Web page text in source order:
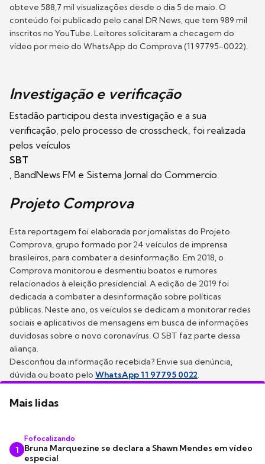
obteve 588,7 mil visualizações desde o dia 5 de maio. O
conteúdo foi publicado pelo canal DR News, que tem 989 mil
inscritos no YouTube. Leitores solicitaram a checagem do
vídeo por meio do WhatsApp do Comprova (11 97795-0022).
Investigação e verificação
Estadão participou desta investigação e a sua
verificação, pelo processo de crosscheck, foi realizada
pelos veículos
SBT
, BandNews FM e Sistema Jornal do Commercio.
Projeto Comprova
Esta reportagem foi elaborada por jornalistas do Projeto
Comprova, grupo formado por 24 veículos de imprensa
brasileiros, para combater a desinformação. Em 2018, o
Comprova monitorou e desmentiu boatos e rumores
relacionados à eleição presidencial. A edição de 2019 foi
dedicada a combater a desinformação sobre políticas
públicas. Neste ano, os veículos se dedicam a monitorar redes
sociais e aplicativos de mensagens em busca de informações
duvidosas sobre o novo coronavírus. O SBT faz parte dessa
aliança.
Desconfiou da informação recebida? Envie sua denúncia,
dúvida ou boato pelo WhatsApp 11 97795 0022.
Mais lidas
1
Fofocalizando
Bruna Marquezine se declara a Shawn Mendes em vídeo
especial